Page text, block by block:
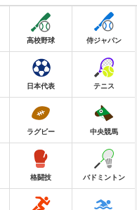
高校野球 侍ジャパン
日本代表 テニス
ラグビー 中央競馬
格闘技 バドミントン